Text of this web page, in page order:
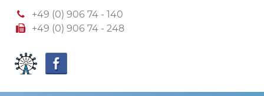
+49 (0) 906 74 - 140
+49 (0) 906 74 - 248